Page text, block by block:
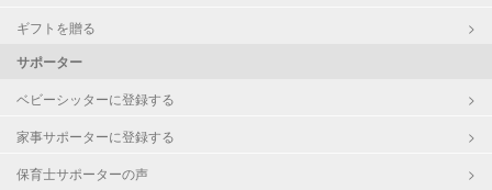
ギフトを贈る
サポーター
ベビーシッターに登録する
家事サポーターに登録する
保育士サポーターの声